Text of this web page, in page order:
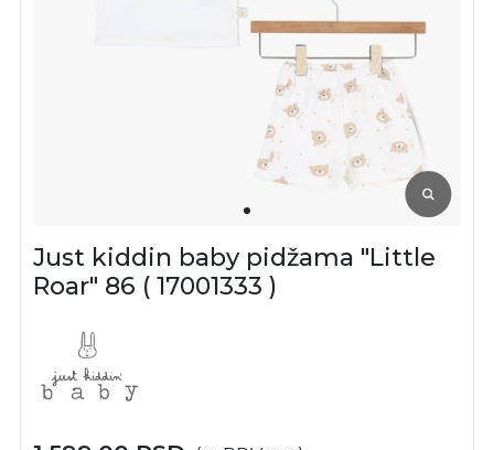
Just kiddin baby pidžama "Little
Roar" 86 ( 17001333 )